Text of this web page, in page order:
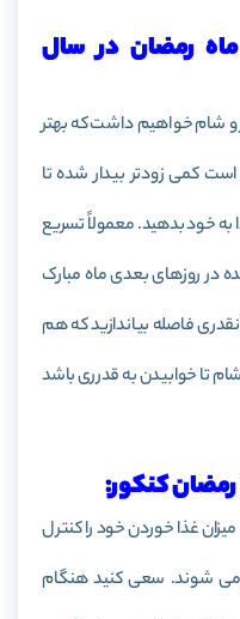
رمضان در سال
و شام خواهیم داشت که بهتر
کمی زودتر بیدار شده تا
خود بدهید. معمولاً تسریع
در روزهای بعدی ماه مبارک
فاصله بیاندازید که هم
تا خوابیدن به قدرری باشد
غذا خوردن خود را کنترل
می شوند. سعی کنید هنگام